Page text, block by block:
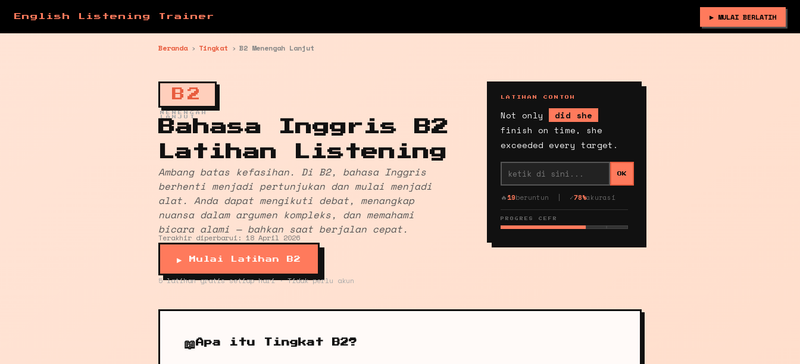
English Listening Trainer ▶ MULAI BERLATIH
Beranda › Tingkat › B2 Menengah Lanjut
B2
MENENGAH
LANJUT
Bahasa Inggris B2
Latihan Listening
Ambang batas kefasihan. Di B2, bahasa Inggris
berhenti menjadi pertunjukan dan mulai menjadi
alat. Anda dapat mengikuti debat, menangkap
nuansa dalam argumen kompleks, dan memahami
bicara alami — bahkan saat berjalan cepat.
Terakhir diperbarui: 18 April 2026
▶ Mulai Latihan B2
5 latihan gratis setiap hari · Tidak perlu akun
LATIHAN CONTOH
Not only
did she
finish on time, she
exceeded every target.
OK
🔥19beruntun | ✓78%akurasi
PROGRES CEFR
📖Apa itu Tingkat B2?